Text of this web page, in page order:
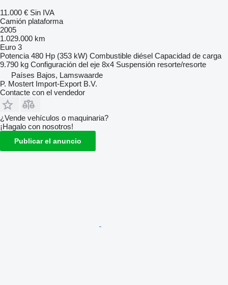
11.000 € Sin IVA
Camión plataforma
2005
1.029.000 km
Euro 3
Potencia 480 Hp (353 kW) Combustible diésel Capacidad de carga
9.790 kg Configuración del eje 8x4 Suspensión resorte/resorte
Países Bajos, Lamswaarde
P. Mostert Import-Export B.V.
Contacte con el vendedor
¿Vende vehículos o maquinaria?
¡Hagalo con nosotros!
Publicar el anuncio